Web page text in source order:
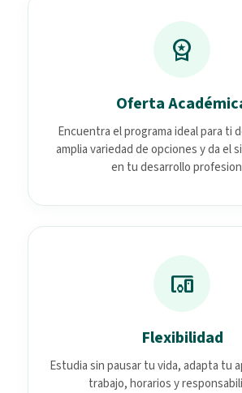
workspace_premium
Oferta
Encuentra el programa ideal para ti
amplia variedad de opciones y da el
en tu desarrollo
devices_other
Flexibilidad
Estudia sin pausar tu vida, adapta tu
trabajo, horarios y